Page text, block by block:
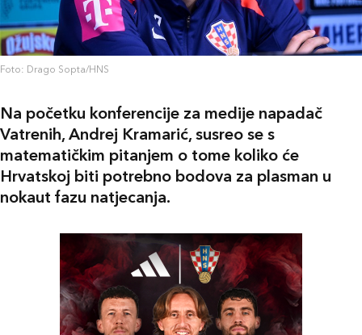
Foto: Drago Sopta/HNS
Na početku konferencije za medije napadač
Vatrenih, Andrej Kramarić, susreo se s
matematičkim pitanjem o tome koliko će
Hrvatskoj biti potrebno bodova za plasman u
nokaut fazu natjecanja.